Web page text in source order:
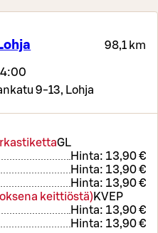
98,1 km
9-13, Lohja
GL
Hinta: 13,90 €
Hinta: 13,90 €
Hinta: 13,90 €
keittiöstä) KVEP
Hinta: 13,90 €
Hinta: 13,90 €